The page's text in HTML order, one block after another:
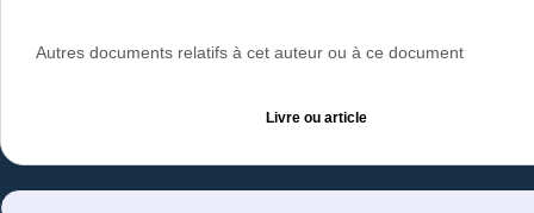
Autres documents relatifs à cet auteur ou à ce document
Livre ou article